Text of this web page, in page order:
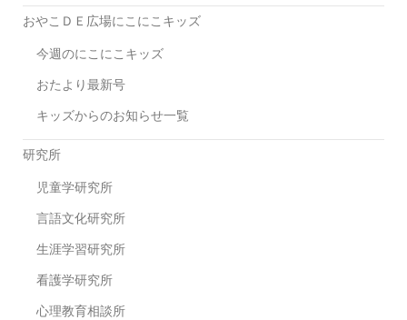
おやこＤＥ広場にこにこキッズ
今週のにこにこキッズ
おたより最新号
キッズからのお知らせ一覧
研究所
児童学研究所
言語文化研究所
生涯学習研究所
看護学研究所
心理教育相談所